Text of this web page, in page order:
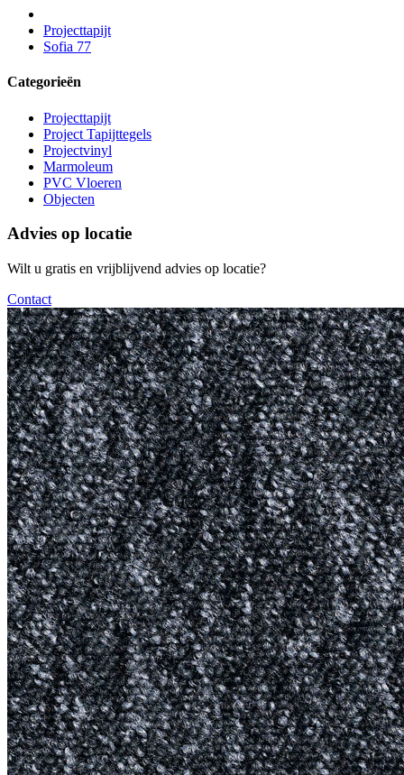
Projecttapijt
Sofia 77
Categorieën
Projecttapijt
Project Tapijttegels
Projectvinyl
Marmoleum
PVC Vloeren
Objecten
Advies op locatie
Wilt u gratis en vrijblijvend advies op locatie?
Contact